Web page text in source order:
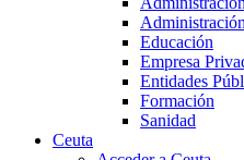
Educación
Empresa
Entidades
Formación
Sanidad
Ceuta